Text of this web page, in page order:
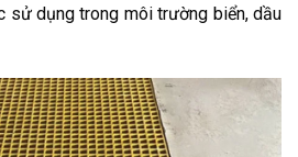
sử dụng trong môi trường biển, dầu